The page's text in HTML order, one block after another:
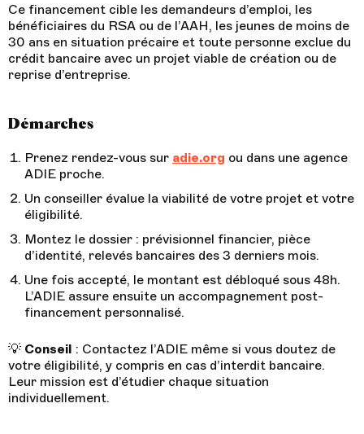
Ce financement cible les demandeurs d’emploi, les
bénéficiaires du RSA ou de l’AAH, les jeunes de moins de
30 ans en situation précaire et toute personne exclue du
crédit bancaire avec un projet viable de création ou de
reprise d’entreprise.
Démarches
Prenez rendez-vous sur adie.org ou dans une agence
ADIE proche.
Un conseiller évalue la viabilité de votre projet et votre
éligibilité.
Montez le dossier : prévisionnel financier, pièce
d’identité, relevés bancaires des 3 derniers mois.
Une fois accepté, le montant est débloqué sous 48h.
L’ADIE assure ensuite un accompagnement post-
financement personnalisé.
💡 Conseil : Contactez l’ADIE même si vous doutez de
votre éligibilité, y compris en cas d’interdit bancaire.
Leur mission est d’étudier chaque situation
individuellement.